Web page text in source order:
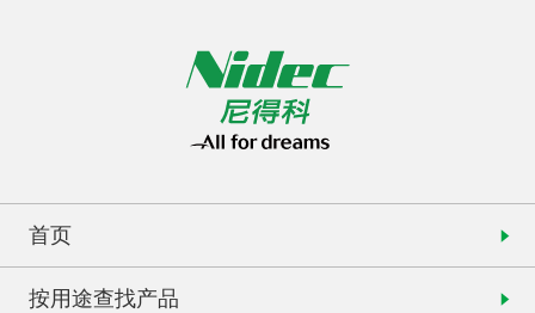
首页
按用途查找产品